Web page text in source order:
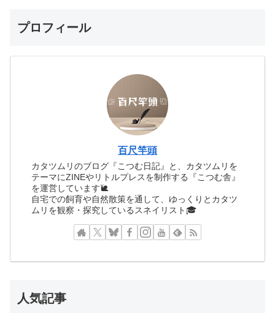
プロフィール
百尺竿頭
カタツムリのブログ『こつむ日記』と、カタツムリを
テーマにZINEやリトルプレスを制作する『こつむ舎』
を運営しています🐌
自宅での飼育や自然散策を通して、ゆっくりとカタツ
ムリを観察・探究しているスネイリスト🎓
人気記事